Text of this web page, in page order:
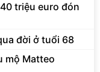
triệu euro đón
đời ở tuổi 68
mộ Matteo